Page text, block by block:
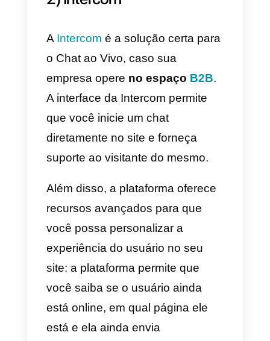
real com a empresa usando seu
aplicativo de mensagens favorito
e continuar a conversa mais
tarde, sem ter que esperar pela
resposta no site.
Para a empresa, é mais fácil
reunir informaçõessobre o
usuário eanalisar o histórico
dos chats anteriores desse
Tudo é gerenciado por uma
plataforma que coleta conversas
de diferentes canais e permite
que elas sejam distribuídas para